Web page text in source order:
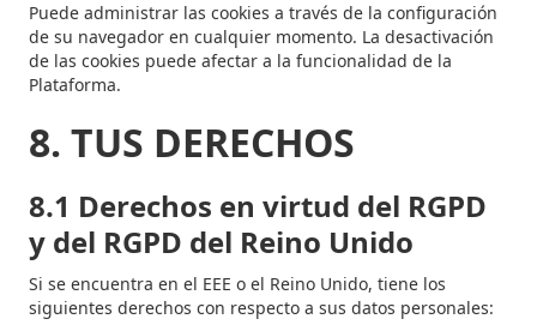
Puede administrar las cookies a través de la configuración
de su navegador en cualquier momento. La desactivación
de las cookies puede afectar a la funcionalidad de la
Plataforma.
8. TUS DERECHOS
8.1 Derechos en virtud del RGPD
y del RGPD del Reino Unido
Si se encuentra en el EEE o el Reino Unido, tiene los
siguientes derechos con respecto a sus datos personales: